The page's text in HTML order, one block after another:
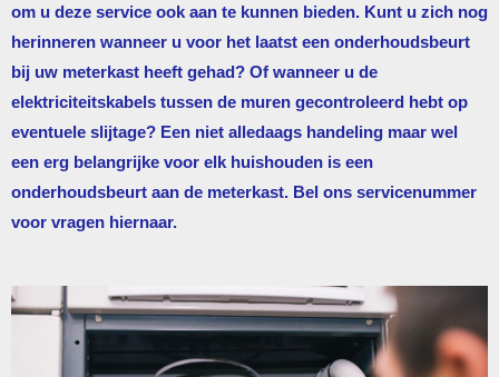
om u deze service ook aan te kunnen bieden. Kunt u zich nog
herinneren wanneer u voor het laatst een onderhoudsbeurt
bij uw meterkast heeft gehad? Of wanneer u de
elektriciteitskabels tussen de muren gecontroleerd hebt op
eventuele slijtage? Een niet alledaags handeling maar wel
een erg belangrijke voor elk huishouden is een
onderhoudsbeurt aan de meterkast. Bel ons servicenummer
voor vragen hiernaar.